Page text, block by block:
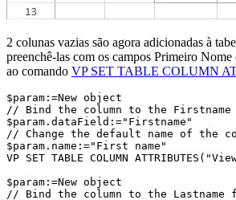
2 colunas vazias são agora adicionadas à
preenchê-las com os campos Primeiro
ao comando VP SET TABLE COLUMN
$param:=New object
// Bind the column to the
$param.dataField:="Firstname"
// Change the default name of the
$param.name:="First name"
VP SET TABLE COLUMN
$param:=New object
// Bind the column to the